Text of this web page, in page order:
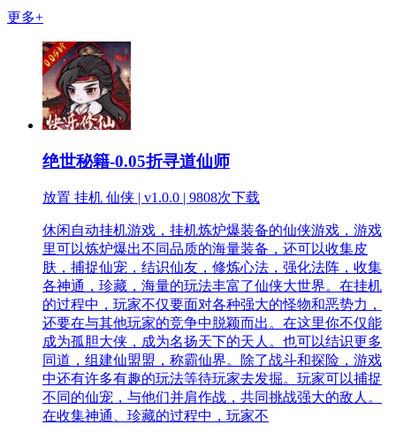
更多+
绝世秘籍-0.05折寻道仙师
放置 挂机 仙侠 | v1.0.0 | 9808次下载
休闲自动挂机游戏，挂机炼炉爆装备的仙侠游戏，游戏
里可以炼炉爆出不同品质的海量装备，还可以收集皮
肤，捕捉仙宠，结识仙友，修炼心法，强化法阵，收集
各神通，珍藏，海量的玩法丰富了仙侠大世界。在挂机
的过程中，玩家不仅要面对各种强大的怪物和恶势力，
还要在与其他玩家的竞争中脱颖而出。在这里你不仅能
成为孤胆大侠，成为名扬天下的天人。也可以结识更多
同道，组建仙盟盟，称霸仙界。除了战斗和探险，游戏
中还有许多有趣的玩法等待玩家去发掘。玩家可以捕捉
不同的仙宠，与他们并肩作战，共同挑战强大的敌人。
在收集神通、珍藏的过程中，玩家不